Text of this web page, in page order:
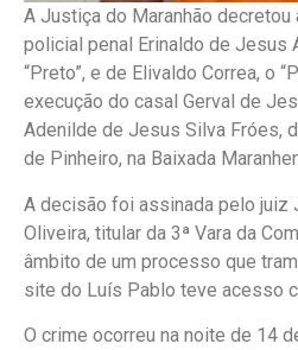
A Justiça do Maranhão
policial penal Erinaldo de Jesus
“Preto”, e de Elivaldo Correa, o
execução do casal Gerval de
Adenilde de Jesus Silva Fróes,
de Pinheiro, na Baixada
A decisão foi assinada pelo juiz
Oliveira, titular da 3ª Vara da
âmbito de um processo que
site do Luís Pablo teve acesso
O crime ocorreu na noite de 14